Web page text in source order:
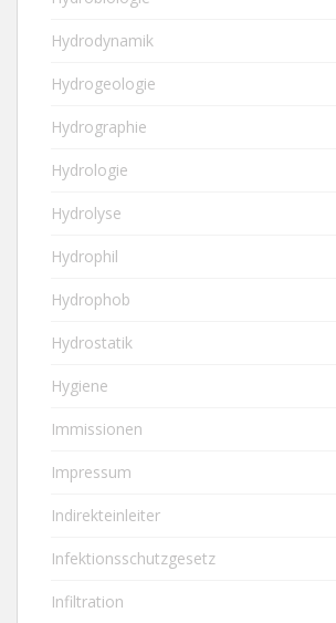
Hydrodynamik
Hydrogeologie
Hydrographie
Hydrologie
Hydrolyse
Hydrophil
Hydrophob
Hydrostatik
Hygiene
Immissionen
Impressum
Indirekteinleiter
Infektionsschutzgesetz
Infiltration